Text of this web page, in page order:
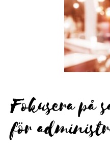
Fokusera på
för